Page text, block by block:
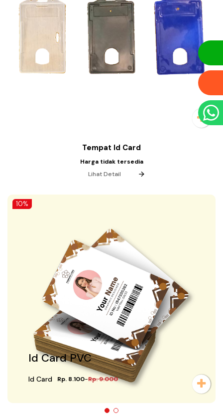
Tempat Id Card
Harga tidak tersedia
Lihat Detail
Id Card PVC
Id Card Rp. 8.100-Rp. 9.000
10%